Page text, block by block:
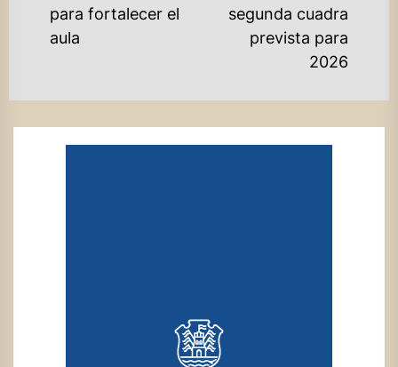
post:para fortalecer el
aula
segunda cuadra
prevista para
2026